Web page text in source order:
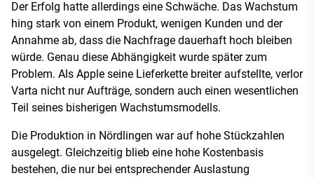
Der Erfolg hatte allerdings eine Schwäche. Das Wachstum
hing stark von einem Produkt, wenigen Kunden und der
Annahme ab, dass die Nachfrage dauerhaft hoch bleiben
würde. Genau diese Abhängigkeit wurde später zum
Problem. Als Apple seine Lieferkette breiter aufstellte, verlor
Varta nicht nur Aufträge, sondern auch einen wesentlichen
Teil seines bisherigen Wachstumsmodells.
Die Produktion in Nördlingen war auf hohe Stückzahlen
ausgelegt. Gleichzeitig blieb eine hohe Kostenbasis
bestehen, die nur bei entsprechender Auslastung